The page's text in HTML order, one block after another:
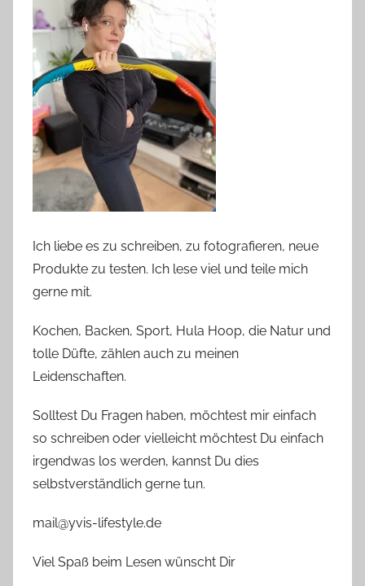
Ich liebe es zu schreiben, zu fotografieren, neue
Produkte zu testen. Ich lese viel und teile mich
gerne mit.
Kochen, Backen, Sport, Hula Hoop, die Natur und
tolle Düfte, zählen auch zu meinen
Leidenschaften.
Solltest Du Fragen haben, möchtest mir einfach
so schreiben oder vielleicht möchtest Du einfach
irgendwas los werden, kannst Du dies
selbstverständlich gerne tun.
mail@yvis-lifestyle.de
Viel Spaß beim Lesen wünscht Dir